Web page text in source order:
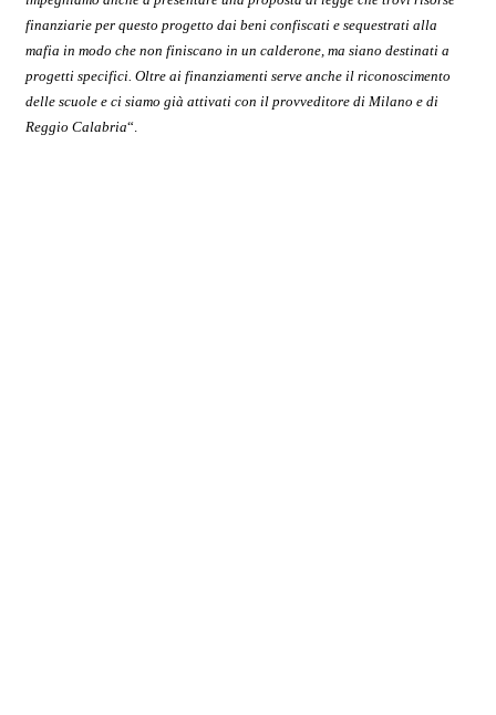
finanziarie per questo progetto dai beni confiscati e sequestrati alla
mafia in modo che non finiscano in un calderone, ma siano destinati a
progetti specifici. Oltre ai finanziamenti serve anche il riconoscimento
delle scuole e ci siamo già attivati con il provveditore di Milano e di
Reggio Calabria“.